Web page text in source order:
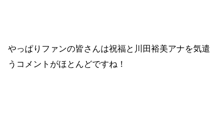
やっぱりファンの皆さんは祝福と川田裕美アナを気遣
うコメントがほとんどですね！